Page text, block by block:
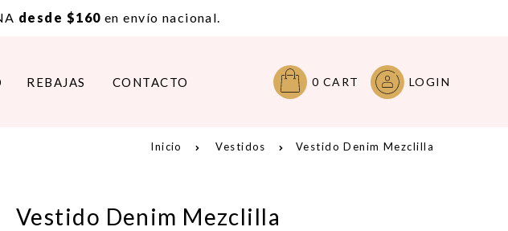
desde $160 en envío nacional.
REBAJAS CONTACTO 0 CART LOGIN
Inicio Vestidos Vestido Denim Mezclilla
Vestido Denim Mezclilla